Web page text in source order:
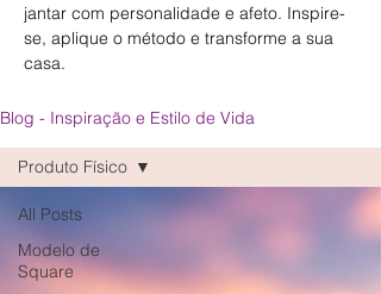
jantar com personalidade e afeto. Inspire-
se, aplique o método e transforme a sua
casa.
Blog - Inspiração e Estilo de Vida
All Posts
Modelo de
Square
Produto Físico